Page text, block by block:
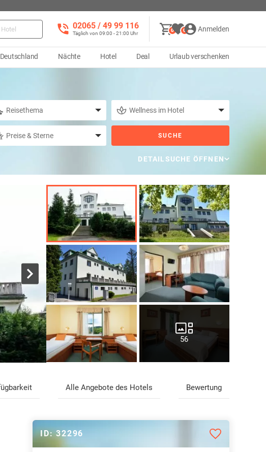
02065 / 49 ‌99 116
Täglich von 09:00 - 21:00 Uhr
0 0 Anmelden
Deutschland Nächte Hotel Deal Urlaub verschenken
SUCHE
DETAILSUCHE ÖFFNEN
56
Alle Angebote des Hotels Bewertung
ID: 32296